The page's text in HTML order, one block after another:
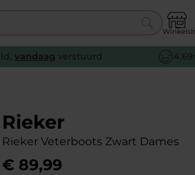
Winkels
vandaag verstuurd
Rieker
Rieker Veterboots Zwart Dames
€ 89,99